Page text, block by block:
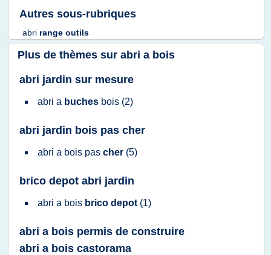
Autres sous-rubriques
abri range outils
Plus de thèmes sur abri a bois
abri jardin sur mesure
abri a buches bois (2)
abri jardin bois pas cher
abri a bois pas cher (5)
brico depot abri jardin
abri a bois brico depot (1)
abri a bois permis de construire
abri a bois castorama